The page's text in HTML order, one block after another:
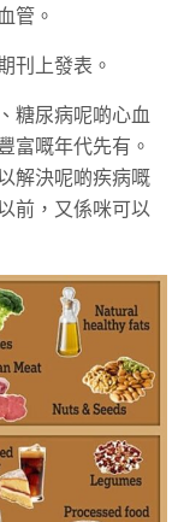
管。
刊上發表。
糖尿病呢啲心血
富嘅年代先有。
解決呢啲疾病嘅
前，又係咪可以